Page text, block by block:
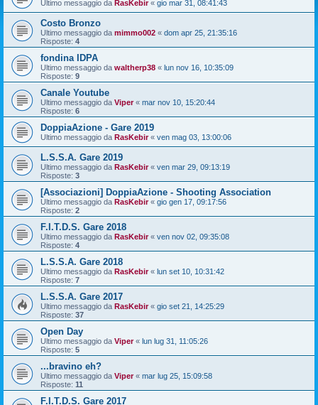
Ultimo messaggio da RasKebir« gio mar 31, 08:41:43
Costo Bronzo
Ultimo messaggio da mimmo002 « dom apr 25, 21:35:16
Risposte: 4
fondina IDPA
Ultimo messaggio da waltherp38 « lun nov 16, 10:35:09
Risposte: 9
Canale Youtube
Ultimo messaggio da Viper« mar nov 10, 15:20:44
Risposte: 6
DoppiaAzione - Gare 2019
Ultimo messaggio da RasKebir« ven mag 03, 13:00:06
L.S.S.A. Gare 2019
Ultimo messaggio da RasKebir« ven mar 29, 09:13:19
Risposte: 3
[Associazioni] DoppiaAzione - Shooting Association
Ultimo messaggio da RasKebir« gio gen 17, 09:17:56
Risposte: 2
F.I.T.D.S. Gare 2018
Ultimo messaggio da RasKebir« ven nov 02, 09:35:08
Risposte: 4
L.S.S.A. Gare 2018
Ultimo messaggio da RasKebir« lun set 10, 10:31:42
Risposte: 7
L.S.S.A. Gare 2017
Ultimo messaggio da RasKebir« gio set 21, 14:25:29
Risposte: 37
Open Day
Ultimo messaggio da Viper« lun lug 31, 11:05:26
Risposte: 5
...bravino eh?
Ultimo messaggio da Viper« mar lug 25, 15:09:58
Risposte: 11
F.I.T.D.S. Gare 2017